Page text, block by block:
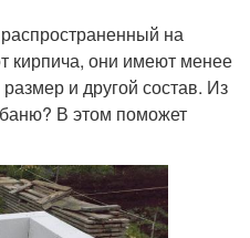
на
кирпича, они имеют менее
и другой состав. Из
В этом поможет